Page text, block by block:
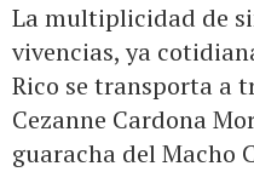
La multiplicidad de
vivencias, ya
Rico se transporta a
Cezanne Cardona
guaracha del Macho